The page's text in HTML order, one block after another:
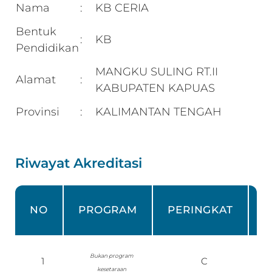
Nama
:
KB CERIA
Bentuk
Pendidikan
: KB
Alamat :
MANGKU SULING RT.II
KABUPATEN KAPUAS
Provinsi
: KALIMANTAN TENGAH
Riwayat Akreditasi
NO PROGRAM PERINGKAT
1
Bukan program
kesetaraan
C